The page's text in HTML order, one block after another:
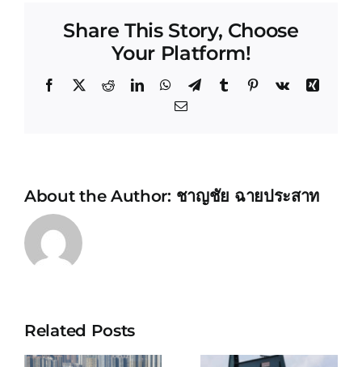
Share This Story, Choose
Your Platform!
Facebook
X RedditLinkedInWhatsApp
TelegramTumblr Pinterest
Vk
Xing
Email
About the Author: ชาญชัย ฉายประสาท
Related Posts